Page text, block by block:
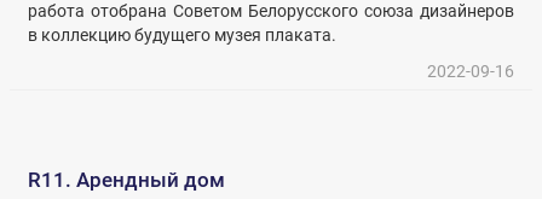
работа отобрана Советом Белорусского союза дизайнеров
в коллекцию будущего музея плаката.
2022-09-16
R11. Арендный дом